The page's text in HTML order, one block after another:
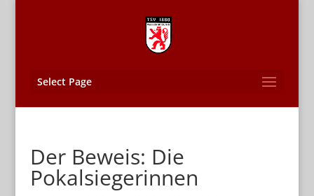
Select Page
Der Beweis: Die
Pokalsiegerinnen